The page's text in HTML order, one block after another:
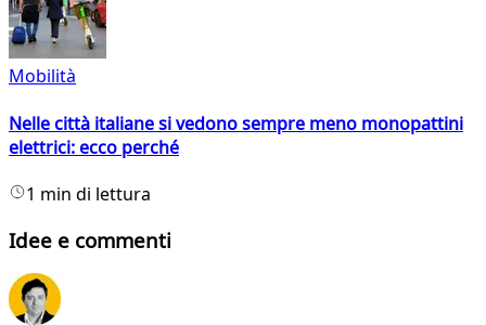
Mobilità
Nelle città italiane si vedono sempre meno monopattini
elettrici: ecco perché
1 min di lettura
Idee e commenti